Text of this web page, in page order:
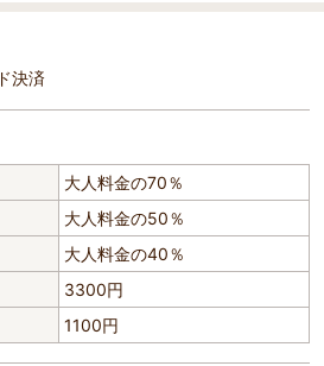
決済
大人料金の70％
大人料金の50％
大人料金の40％
3300円
1100円